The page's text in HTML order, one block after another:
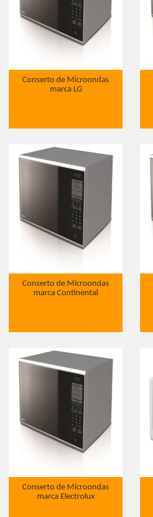
Conserto de Microondas
marca LG
Conserto de Microondas
marca Continental
Conserto de Microondas
marca Electrolux